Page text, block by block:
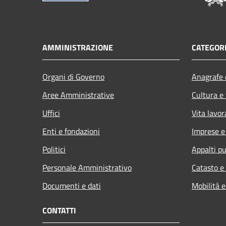
AMMINISTRAZIONE
Organi di Governo
Aree Amministrative
Uffici
Enti e fondazioni
Politici
Personale Amministrativo
Documenti e dati
Cultura
Vita
Imprese
Appalti
Catasto
Mobilità
CONTATTI